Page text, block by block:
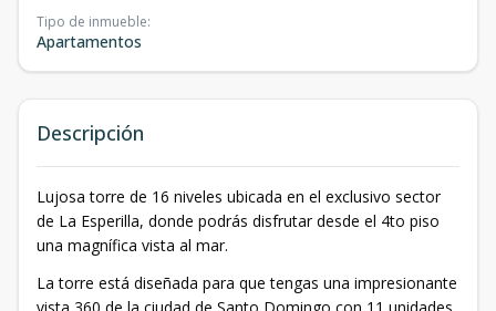
Tipo de inmueble:
Apartamentos
Descripción
Lujosa torre de 16 niveles ubicada en el exclusivo sector
de La Esperilla, donde podrás disfrutar desde el 4to piso
una magnífica vista al mar.
La torre está diseñada para que tengas una impresionante